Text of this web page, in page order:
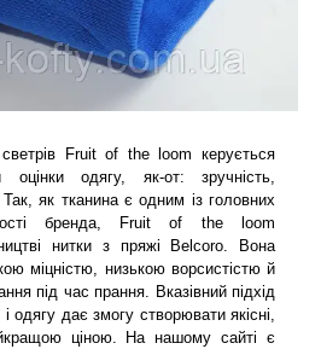
Fruit of the loom керується
оцінки одягу, як-от: зручність,
Так, як тканина є одним із головних
бренда, Fruit of the loom
нитки з пряжі Belcoro. Вона
міцністю, низькою ворсистістю й
під час прання. Вказівний підхід
одягу дає змогу створювати якісні,
ціною. На нашому сайті є